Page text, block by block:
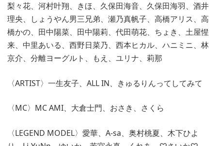
梨々花、河村叶翔、きほ、久保田海音、久保田海羽、酒井
理央、しょうやん男三兄弟、瀬乃真帆子、高橋アリス、高
橋かの、田中陽菜、田中陽莉、代田萌花、ちょき、土屋惺
来、中里あいる、西野日菜乃、西本ヒカル、ハニミニ、林
京介、分離ヨーグルト、もえ、ユリナ、莉那
〈ARTIST〉一生友子、ALL IN、きゅるりんってしてみて
〈MC〉MC AMI、大倉士門、おさき、さくら
〈LEGEND MODEL〉愛華、A-sa、奥村桃夏、木下ひよ